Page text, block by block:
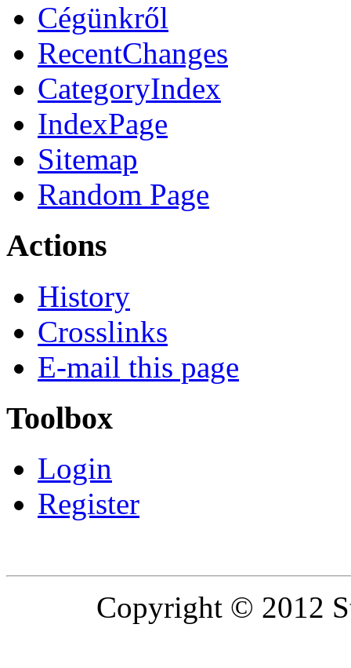
Cégünkről
RecentChanges
CategoryIndex
IndexPage
Sitemap
Random Page
Actions
History
Crosslinks
E-mail this page
Toolbox
Login
Register
Copyright ©